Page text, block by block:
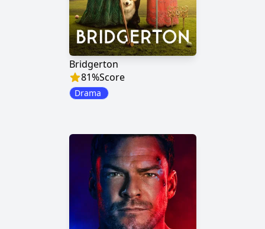
Bridgerton
81%Score
Drama